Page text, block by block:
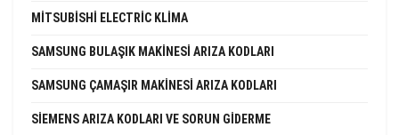
MITSUBISHI ELECTRIC KLIMA
SAMSUNG BULAŞIK MAKINESI ARIZA KODLARI
SAMSUNG ÇAMAŞIR MAKINESI ARIZA KODLARI
SIEMENS ARIZA KODLARI VE SORUN GIDERME